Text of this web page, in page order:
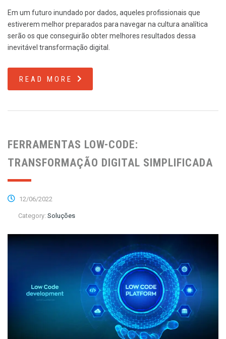
Em um futuro inundado por dados, aqueles profissionais que
estiverem melhor preparados para navegar na cultura analítica
serão os que conseguirão obter melhores resultados dessa
inevitável transformação digital.
READ MORE
FERRAMENTAS LOW-CODE:
TRANSFORMAÇÃO DIGITAL SIMPLIFICADA
12/06/2022
Category: Soluções